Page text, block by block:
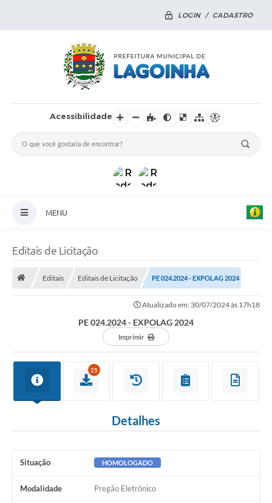
LOGIN / CADASTRO
Acessibilidade
MENU
Contato
Formulário Elaboração LOA 2021
Portal da Transparência
Editais de Licitação
Editais Editais de Licitação PE 024.2024 - EXPOLAG 2024
Atualizado em: 30/07/2024 às 17h18
PE 024.2024 - EXPOLAG 2024
Imprimir
25
Detalhes
Situação HOMOLOGADO
Modalidade Pregão Eletrônico